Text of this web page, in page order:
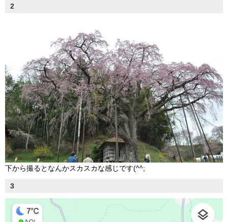
2
下から撮るとなんかスカスカな感じです(^^;
3